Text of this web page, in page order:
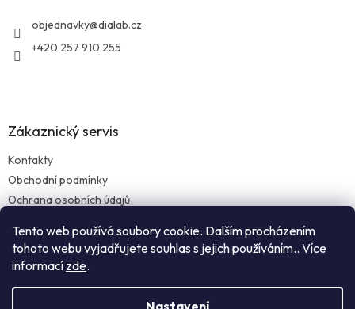
Tento web používá soubory cookie. Dalším procházením
tohoto webu vyjadřujete souhlas s jejich používáním.. Více
informací zde.
Nastavení
objednavky@dialab.cz
+420 257 910 255
Zákaznický servis
Kontakty
Obchodní podmínky
Ochrana osobních údajů
Doprava a platba